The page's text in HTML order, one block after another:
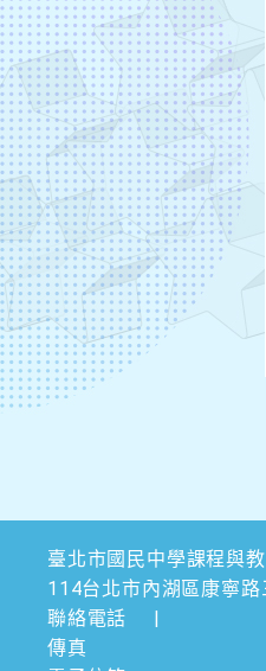
臺北市國民中學課程與
114台北市內湖區康寧
聯絡電話
|
傳真